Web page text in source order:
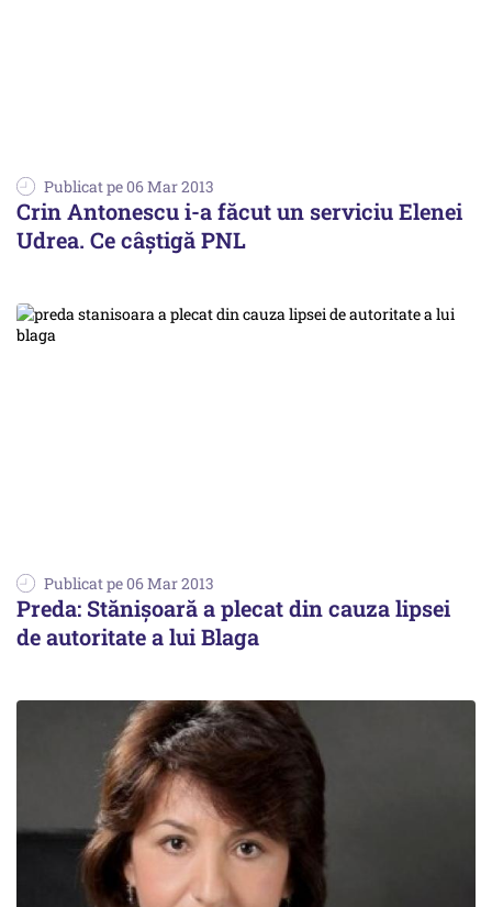
Publicat pe 06 Mar 2013
Crin Antonescu i-a făcut un serviciu Elenei
Udrea. Ce câștigă PNL
Publicat pe 06 Mar 2013
Preda: Stănișoară a plecat din cauza lipsei
de autoritate a lui Blaga